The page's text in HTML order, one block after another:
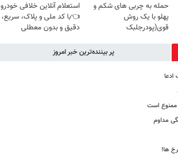
حمله به چربی های شکم و
پهلو با یک روش
قوی(پودرجلبک
استعلام آنلاین خلافی خودرو
👈با کد ملی و پلاک، سریع،
دقیق و بدون معطلی
پر بیننده‌ترین خبر امروز
ممنوع است
مداوم
ها!